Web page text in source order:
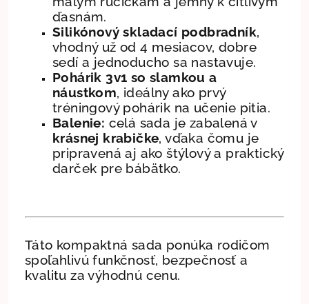
ďasnám.
Silikónový skladací podbradník,
vhodný už od 4 mesiacov, dobre
sedí a jednoducho sa nastavuje.
Pohárik 3v1 so slamkou a
náustkom, ideálny ako prvý
tréningový pohárik na učenie pitia.
Balenie: celá sada je zabalená v
krásnej krabičke, vďaka čomu je
pripravená aj ako štýlový a praktický
darček pre bábätko.
Táto kompaktná sada ponúka rodičom
spoľahlivú funkčnosť, bezpečnosť a
kvalitu za výhodnú cenu.